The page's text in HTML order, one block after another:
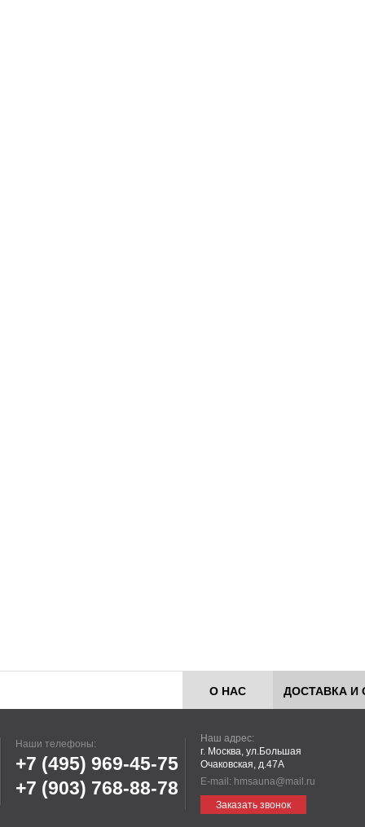
О НАС ДОСТАВКА И
Наши телефоны:
+7 (495) 969-45-75
+7 (903) 768-88-78
Наш адрес:
г. Москва, ул.Большая
Очаковская, д.47А
E-mail: hmsauna@mail.ru
Заказать звонок